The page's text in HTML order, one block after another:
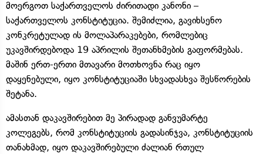
მოერგოთ საქართველოს ძირითადი კანონი –
საქართველოს კონსტიტუცია. შემიძლია, გავიხსენო
კონკრეტულად ის მოლაპარაკებები, რომლებიც
უკავშირდებოდა 19 აპრილის შეთანხმების გაფორმებას.
მაშინ ერთ-ერთი მთავარი მოთხოვნა რაც იყო
დაყენებული, იყო კონსტიტუციაში სხვადასხვა შესწორების
შეტანა.
ამასთან დაკავშირებით მე პირადად განვუმარტე
კოლეგებს, რომ კონსტიტუციის გადასინჯვა, კონსტიტუციის
თანახმად, იყო დაკავშირებული ძალიან რთულ